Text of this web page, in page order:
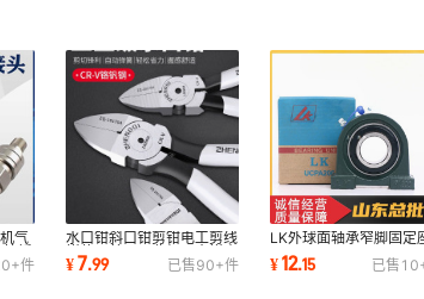
气
快插
件
水口钳斜口钳剪钳电工剪线
钳偏口剪刀工业级口水钳小
斜嘴钳剪
¥7.99 已售90+件
LK外球面轴承窄脚固定
UCPA203 PA204 205
206 207 208 209
¥12.15 已售